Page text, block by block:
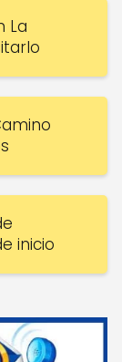
La
inicio